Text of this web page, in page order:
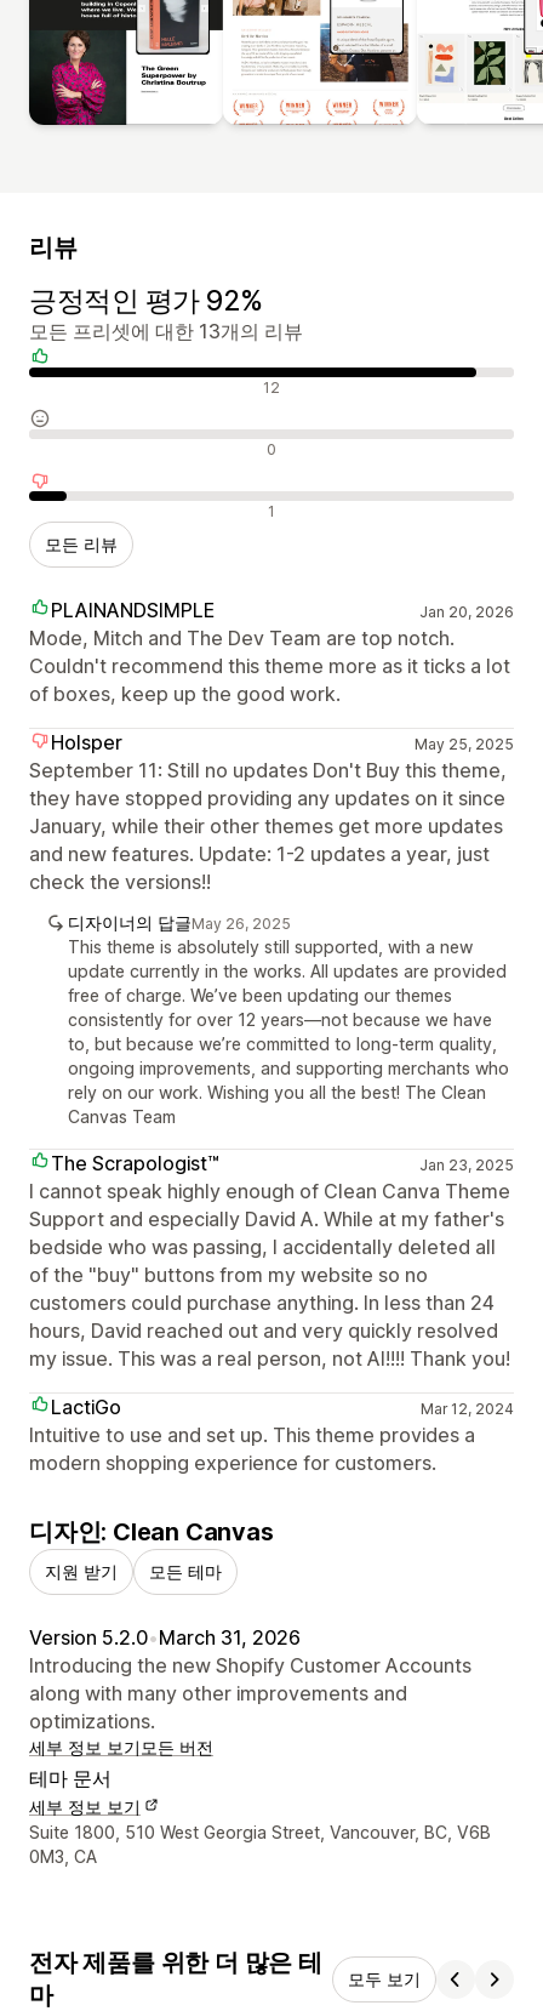
리뷰
긍정적인 평가 92%
모든 프리셋에 대한 13개의 리뷰
긍정적인 리뷰 12
중립적인 리뷰 0
부정적인 리뷰 1
모든 리뷰
PLAINANDSIMPLE Jan 20, 2026
Mode, Mitch and The Dev Team are top notch.
Couldn't recommend this theme more as it ticks a lot
of boxes, keep up the good work.
Holsper
May 25, 2025
September 11: Still no updates Don't Buy this theme,
they have stopped providing any updates on it since
January, while their other themes get more updates
and new features. Update: 1-2 updates a year, just
check the versions!!
디자이너의 답글May 26, 2025
This theme is absolutely still supported, with a new
update currently in the works. All updates are provided
free of charge. We’ve been updating our themes
consistently for over 12 years—not because we have
to, but because we’re committed to long-term quality,
ongoing improvements, and supporting merchants who
rely on our work. Wishing you all the best! The Clean
Canvas Team
The Scrapologist™ Jan 23, 2025
I cannot speak highly enough of Clean Canva Theme
Support and especially David A. While at my father's
bedside who was passing, I accidentally deleted all
of the "buy" buttons from my website so no
customers could purchase anything. In less than 24
hours, David reached out and very quickly resolved
my issue. This was a real person, not AI!!!! Thank you!
LactiGo
Mar 12, 2024
Intuitive to use and set up. This theme provides a
modern shopping experience for customers.
디자인: Clean Canvas
지원 받기 모든 테마
Version 5.2.0•March 31, 2026
Introducing the new Shopify Customer Accounts
along with many other improvements and
optimizations.
세부 정보 보기 모든 버전
테마 문서
세부 정보 보기
디자이너 연락처 세부 정보
Suite 1800, 510 West Georgia Street, Vancouver, BC, V6B
0M3, CA
전자 제품를 위한 더 많은 테
마
모두 보기